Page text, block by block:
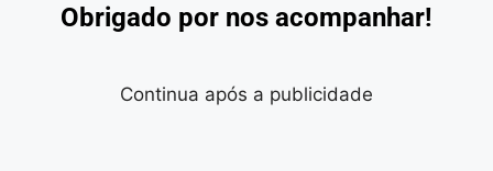
Obrigado por nos acompanhar!
Continua após a publicidade